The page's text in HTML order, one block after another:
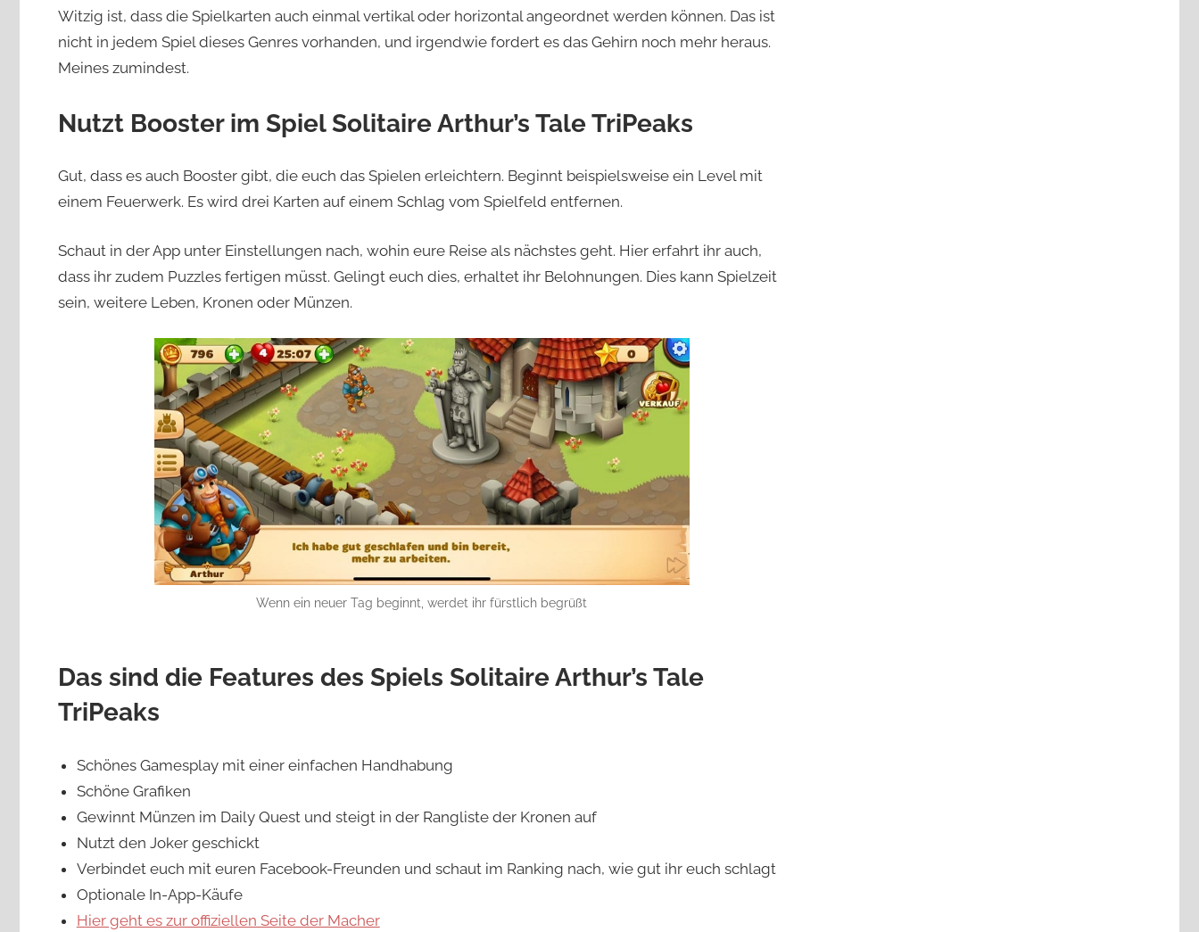
Witzig ist, dass die Spielkarten auch einmal vertikal oder horizontal angeordnet werden können. Das ist
nicht in jedem Spiel dieses Genres vorhanden, und irgendwie fordert es das Gehirn noch mehr heraus.
Meines zumindest.
Nutzt Booster im Spiel Solitaire Arthur’s Tale TriPeaks
Gut, dass es auch Booster gibt, die euch das Spielen erleichtern. Beginnt beispielsweise ein Level mit
einem Feuerwerk. Es wird drei Karten auf einem Schlag vom Spielfeld entfernen.
Schaut in der App unter Einstellungen nach, wohin eure Reise als nächstes geht. Hier erfahrt ihr auch,
dass ihr zudem Puzzles fertigen müsst. Gelingt euch dies, erhaltet ihr Belohnungen. Dies kann Spielzeit
sein, weitere Leben, Kronen oder Münzen.
Wenn ein neuer Tag beginnt, werdet ihr fürstlich begrüßt
Das sind die Features des Spiels Solitaire Arthur’s Tale
TriPeaks
Schönes Gamesplay mit einer einfachen Handhabung
Schöne Grafiken
Gewinnt Münzen im Daily Quest und steigt in der Rangliste der Kronen auf
Nutzt den Joker geschickt
Verbindet euch mit euren Facebook-Freunden und schaut im Ranking nach, wie gut ihr euch schlagt
Optionale In-App-Käufe
Hier geht es zur offiziellen Seite der Macher